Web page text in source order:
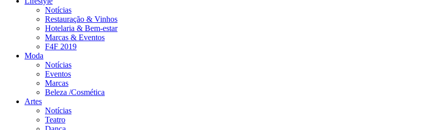
Notícias
Restauração & Vinhos
Hotelaria & Bem-estar
Marcas & Eventos
F4F 2019
Moda
Notícias
Eventos
Marcas
Beleza /Cosmética
Artes
Notícias
Teatro